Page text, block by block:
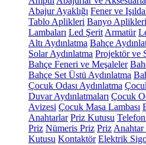
Abajur Ayaklığı Fener ve
Tablo Aplikleri Banyo Aplikleri
Lambaları Led Şerit Armatür
Altı Aydınlatma Bahçe
Solar Aydınlatma Projektör ve
Bahçe Feneri ve Meşaleler
Bahçe Set Üstü Aydınlatma
Çocuk Odası Aydınlatma
Duvar Aydınlatmaları Çocuk
Avizesi Çocuk Masa Lambası
Anahtarlar Priz Kutusu
Priz Nümeris Priz Priz Anahtar
Kutusu Kontaktör Elektrik